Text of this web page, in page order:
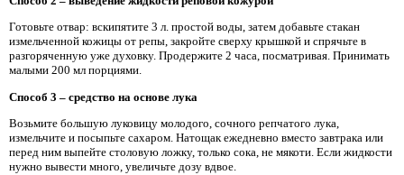
Готовьте отвар: вскипятите 3 л. простой воды, затем добавьте стакан
измельченной кожицы от репы, закройте сверху крышкой и спрячьте в
разгоряченную уже духовку. Продержите 2 часа, посматривая. Принимать
малыми 200 мл порциями.
Способ 3 – средство на основе лука
Возьмите большую луковицу молодого, сочного репчатого лука,
измельчите и посыпьте сахаром. Натощак ежедневно вместо завтрака или
перед ним выпейте столовую ложку, только сока, не мякоти. Если жидкости
нужно вывести много, увеличьте дозу вдвое.